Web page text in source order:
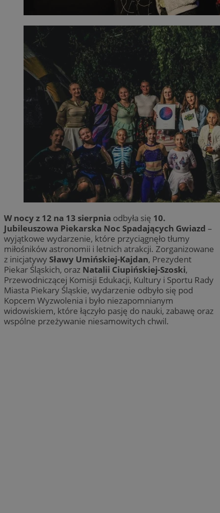
W nocy z 12 na 13 sierpnia odbyła się 10.
Jubileuszowa Piekarska Noc Spadających Gwiazd –
wyjątkowe wydarzenie, które przyciągnęło tłumy
miłośników astronomii i letnich atrakcji. Zorganizowane
z inicjatywy Sławy Umińskiej-Kajdan, Prezydent
Piekar Śląskich, oraz Natalii Ciupińskiej-Szoski,
Przewodniczącej Komisji Edukacji, Kultury i Sportu Rady
Miasta Piekary Śląskie, wydarzenie odbyło się pod
Kopcem Wyzwolenia i było niezapomnianym
widowiskiem, które łączyło pasję do nauki, zabawę oraz
wspólne przeżywanie niesamowitych chwil.